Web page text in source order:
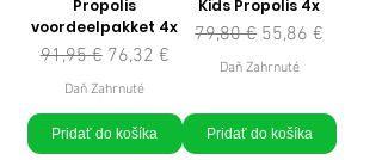
Propolis
voordeelpakket 4x
Normálna cena
91,95 € Zľavnená cena
76,32 €
Daň Zahrnuté
Pridať do košíka
Kids Propolis 4x
Normálna cena
79,80 € Zľavnená cena
55,86 €
Daň Zahrnuté
Pridať do košíka